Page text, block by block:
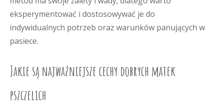
eksperymentować i dostosowywać je do
indywidualnych potrzeb oraz warunków panujących w
pasiece.
Jakie są najważniejsze cechy dobrych matek
pszczelich